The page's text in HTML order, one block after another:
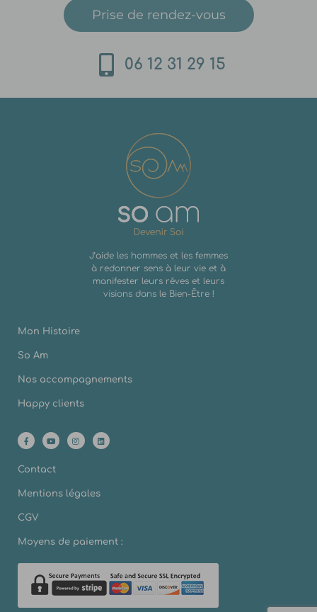
Prise de rendez-vous
06 12 31 29 15
J’aide les hommes et les femmes
à redonner sens à leur vie et à
manifester leurs rêves et leurs
visions dans le Bien-Être !
Mon Histoire
So Am
Nos accompagnements
Happy clients
Contact
Mentions légales
CGV
Moyens de paiement :